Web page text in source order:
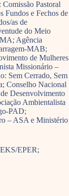
Comissão Pastoral
Fundos e Fechos de
as de
do Meio
Agência
MAB;
de Mulheres
Missionário –
Sem Cerrado, Sem
Conselho Nacional
Desenvolvimento
Ambientalista
PAD;
– ASA e Ministério
EPER;